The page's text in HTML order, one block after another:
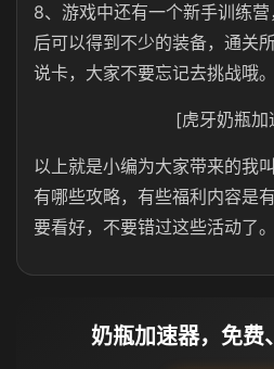
8、游戏中还有一个新手训练
后可以得到不少的装备，通关
说卡，大家不要忘记去挑战哦。
[虎牙奶瓶加
以上就是小编为大家带来的我
有哪些攻略，有些福利内容是
要看好，不要错过这些活动了。
奶瓶加速器，免费